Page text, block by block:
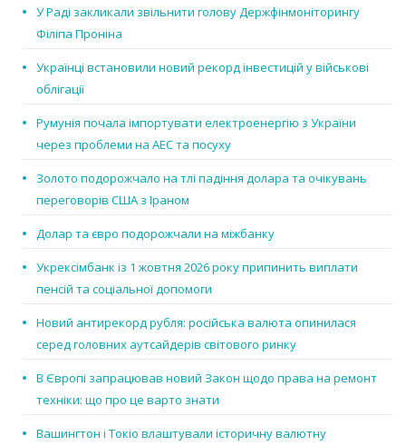
У Раді закликали звільнити голову Держфінмоніторингу
Філіпа Проніна
Українці встановили новий рекорд інвестицій у військові
облігації
Румунія почала імпортувати електроенергію з України
через проблеми на АЕС та посуху
Золото подорожчало на тлі падіння долара та очікувань
переговорів США з Іраном
Долар та євро подорожчали на міжбанку
Укрексімбанк із 1 жовтня 2026 року припинить виплати
пенсій та соціальної допомоги
Новий антирекорд рубля: російська валюта опинилася
серед головних аутсайдерів світового ринку
В Європі запрацював новий Закон щодо права на ремонт
техніки: що про це варто знати
Вашингтон і Токіо влаштували історичну валютну